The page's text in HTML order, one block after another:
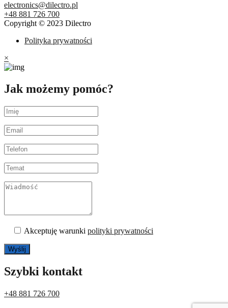
electronics@dilectro.pl
+48 881 726 700
Copyright © 2023 Dilectro
Polityka prywatności
×
Jak możemy pomóc?
Akceptuję warunki polityki prywatności
Szybki kontakt
+48 881 726 700